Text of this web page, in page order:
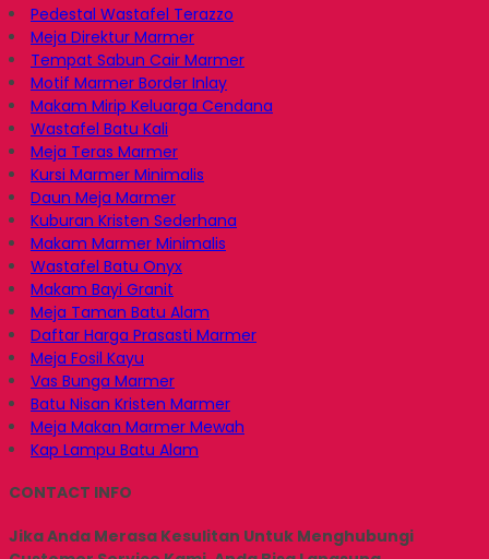
Pedestal Wastafel Terazzo
Meja Direktur Marmer
Tempat Sabun Cair Marmer
Motif Marmer Border Inlay
Makam Mirip Keluarga Cendana
Wastafel Batu Kali
Meja Teras Marmer
Kursi Marmer Minimalis
Daun Meja Marmer
Kuburan Kristen Sederhana
Makam Marmer Minimalis
Wastafel Batu Onyx
Makam Bayi Granit
Meja Taman Batu Alam
Daftar Harga Prasasti Marmer
Meja Fosil Kayu
Vas Bunga Marmer
Batu Nisan Kristen Marmer
Meja Makan Marmer Mewah
Kap Lampu Batu Alam
CONTACT INFO
Jika Anda Merasa Kesulitan Untuk Menghubungi